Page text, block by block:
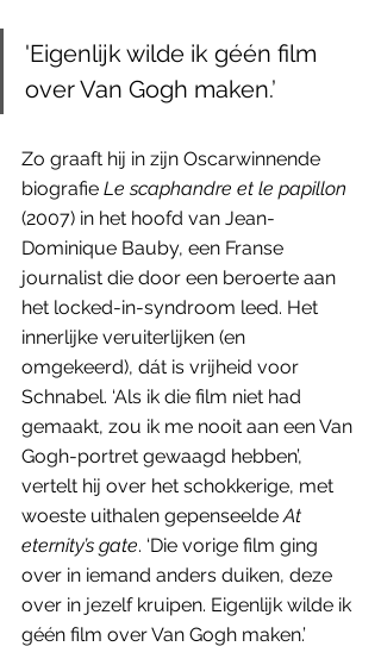
'Eigenlijk wilde ik géén film
over Van Gogh maken.’
Zo graaft hij in zijn Oscarwinnende
biografie Le scaphandre et le papillon
(2007) in het hoofd van Jean-
Dominique Bauby, een Franse
journalist die door een beroerte aan
het locked-in-syndroom leed. Het
innerlijke veruiterlijken (en
omgekeerd), dát is vrijheid voor
Schnabel. ‘Als ik die film niet had
gemaakt, zou ik me nooit aan een Van
Gogh-portret gewaagd hebben’,
vertelt hij over het schokkerige, met
woeste uithalen gepenseelde At
eternity’s gate. ‘Die vorige film ging
over in iemand anders duiken, deze
over in jezelf kruipen. Eigenlijk wilde ik
géén film over Van Gogh maken.’